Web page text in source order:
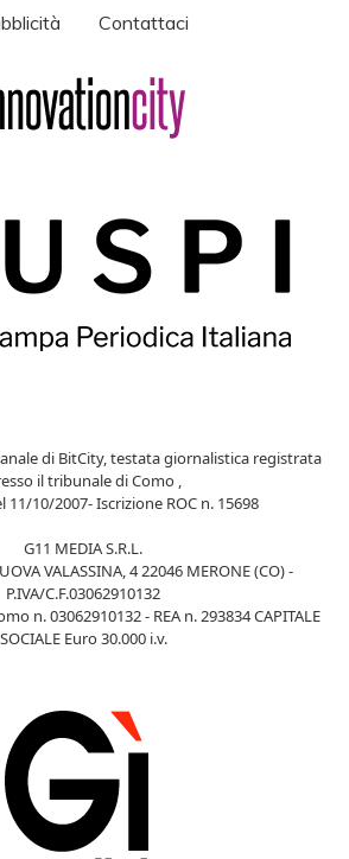
Contattaci
di BitCity, testata giornalistica registrata
il tribunale di Como ,
11/10/2007- Iscrizione ROC n. 15698
G11 MEDIA S.R.L.
VALASSINA, 4 22046 MERONE (CO) -
P.IVA/C.F.03062910132
n. 03062910132 - REA n. 293834 CAPITALE
SOCIALE Euro 30.000 i.v.